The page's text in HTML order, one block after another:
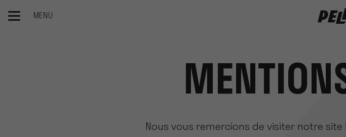
MENU
Nous vous remercions de visiter notre